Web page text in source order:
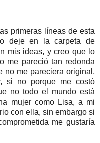
primeras líneas de esta
deje en la carpeta de
mis ideas, y creo que lo
me pareció tan redonda
no me pareciera original,
si no porque me costó
no todo el mundo está
mujer como Lisa, a mi
con ella, sin embargo si
me gustaría